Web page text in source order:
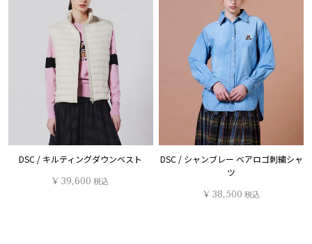
DSC / キルティングダウンベスト
¥ 39,600 税込
DSC / シャンブレー ベアロゴ刺繍シャ
ツ
¥ 38,500 税込